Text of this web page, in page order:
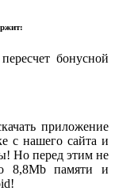
бонусной
приложение
с нашего сайта и
Но перед этим не
8,8Mb памяти и